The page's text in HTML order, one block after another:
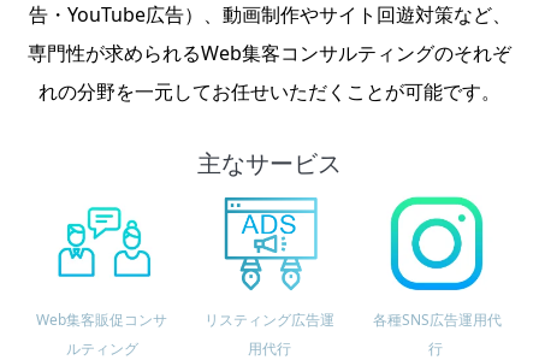
告・YouTube広告）、動画制作やサイト回遊対策など、
専門性が求められるWeb集客コンサルティングのそれぞ
れの分野を一元してお任せいただくことが可能です。
主なサービス
Web集客販促コンサ
ルティング
リスティング広告運
用代行
各種SNS広告運用代
行